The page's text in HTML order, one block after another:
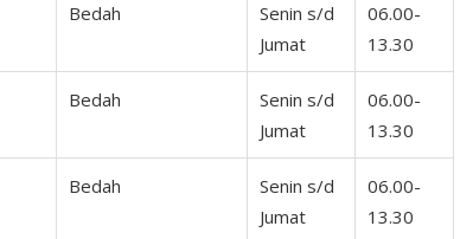
Bedah
Senin s/d
Jumat
06.00-
13.30
Bedah
Senin s/d
Jumat
06.00-
13.30
Bedah
Senin s/d
Jumat
06.00-
13.30